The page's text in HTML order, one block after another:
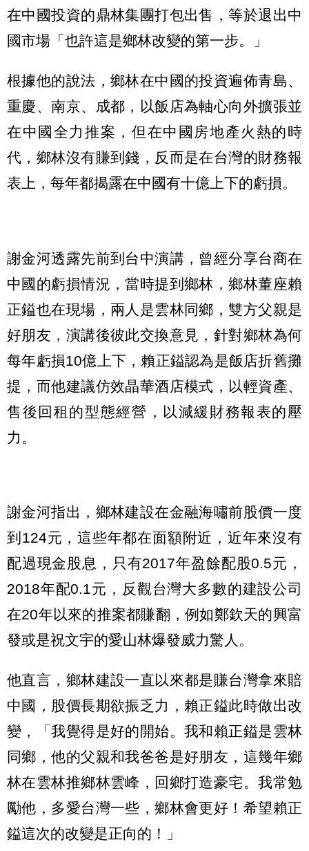
在中國投資的鼎林集團打包出售，等於退出中
國市場「也許這是鄉林改變的第一步。」
根據他的說法，鄉林在中國的投資遍佈青島、
重慶、南京、成都，以飯店為軸心向外擴張並
在中國全力推案，但在中國房地產火熱的時
代，鄉林沒有賺到錢，反而是在台灣的財務報
表上，每年都揭露在中國有十億上下的虧損。
謝金河透露先前到台中演講，曾經分享台商在
中國的虧損情況，當時提到鄉林，鄉林董座賴
正鎰也在現場，兩人是雲林同鄉，雙方父親是
好朋友，演講後彼此交換意見，針對鄉林為何
每年虧損10億上下，賴正鎰認為是飯店折舊攤
提，而他建議仿效晶華酒店模式，以輕資產、
售後回租的型態經營，以減緩財務報表的壓
力。
謝金河指出，鄉林建設在金融海嘯前股價一度
到124元，這些年都在面額附近，近年來沒有
配過現金股息，只有2017年盈餘配股0.5元，
2018年配0.1元，反觀台灣大多數的建設公司
在20年以來的推案都賺翻，例如鄭欽天的興富
發或是祝文宇的愛山林爆發威力驚人。
他直言，鄉林建設一直以來都是賺台灣拿來賠
中國，股價長期欲振乏力，賴正鎰此時做出改
變，「我覺得是好的開始。我和賴正鎰是雲林
同鄉，他的父親和我爸爸是好朋友，這幾年鄉
林在雲林推鄉林雲峰，回鄉打造豪宅。我常勉
勵他，多愛台灣一些，鄉林會更好！希望賴正
鎰這次的改變是正向的！」